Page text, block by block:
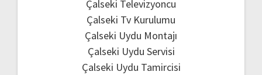
Çalseki Televizyoncu
Çalseki Tv Kurulumu
Çalseki Uydu Montajı
Çalseki Uydu Servisi
Çalseki Uydu Tamircisi